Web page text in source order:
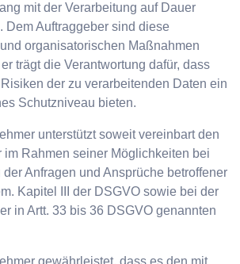
mit der Verarbeitung auf Dauer
Dem Auftraggeber sind diese
organisatorischen Maßnahmen
trägt die Verantwortung dafür, dass
der zu verarbeitenden Daten ein
Schutzniveau bieten.
unterstützt soweit vereinbart den
im Rahmen seiner Möglichkeiten bei
Anfragen und Ansprüche betroffener
Kapitel III der DSGVO sowie bei der
in Artt. 33 bis 36 DSGVO genannten
gewährleistet, dass es den mit